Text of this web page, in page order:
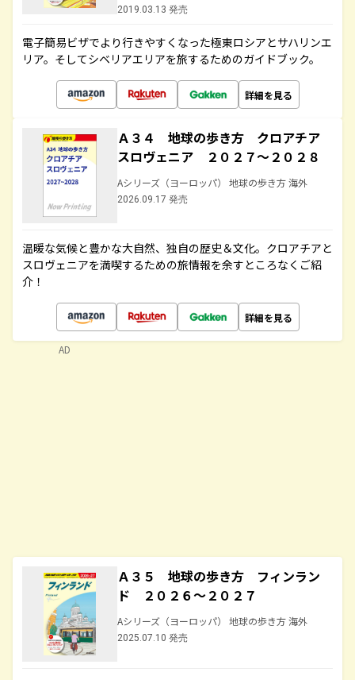
2019.03.13 発売
電子簡易ビザでより行きやすくなった極東ロシアとサハリンエ
リア。そしてシベリアエリアを旅するためのガイドブック。
詳細を見る
Ａ３４ 地球の歩き方 クロアチア
スロヴェニア ２０２７～２０２８
Aシリーズ（ヨーロッパ） 地球の歩き方 海外
2026.09.17 発売
温暖な気候と豊かな大自然、独自の歴史＆文化。クロアチアと
スロヴェニアを満喫するための旅情報を余すところなくご紹
介！
詳細を見る
Ａ３５ 地球の歩き方 フィンラン
ド ２０２６～２０２７
Aシリーズ（ヨーロッパ） 地球の歩き方 海外
2025.07.10 発売
AD